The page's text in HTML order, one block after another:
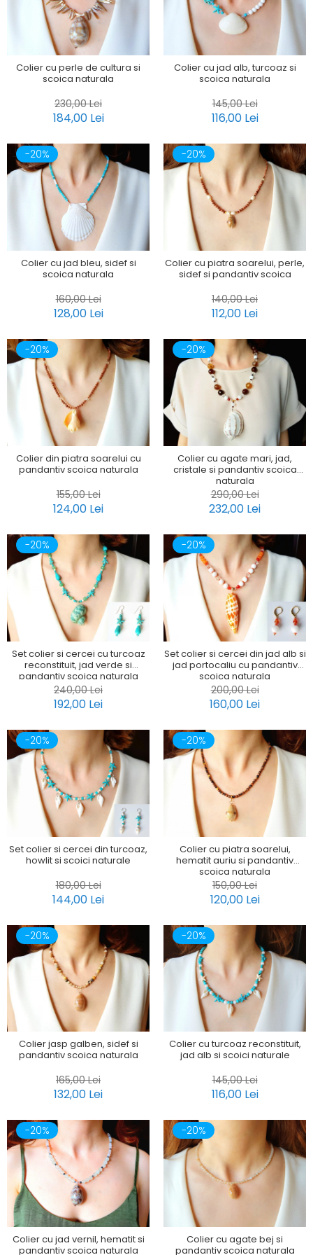
Colier cu perle de cultura si
scoica naturala
230,00 Lei
184,00 Lei
Colier cu jad alb, turcoaz si
scoica naturala
145,00 Lei
116,00 Lei
-20%
Colier cu jad bleu, sidef si
scoica naturala
160,00 Lei
128,00 Lei
-20%
Colier cu piatra soarelui, perle,
sidef si pandantiv scoica
140,00 Lei
112,00 Lei
-20%
Colier din piatra soarelui cu
pandantiv scoica naturala
155,00 Lei
124,00 Lei
-20%
Colier cu agate mari, jad,
cristale si pandantiv scoica
naturala
290,00 Lei
232,00 Lei
-20%
Set colier si cercei cu turcoaz
reconstituit, jad verde si
pandantiv scoica naturala
240,00 Lei
192,00 Lei
-20%
Set colier si cercei din jad alb si
jad portocaliu cu pandantiv
scoica naturala
200,00 Lei
160,00 Lei
-20%
Set colier si cercei din turcoaz,
howlit si scoici naturale
180,00 Lei
144,00 Lei
-20%
Colier cu piatra soarelui,
hematit auriu si pandantiv
scoica naturala
150,00 Lei
120,00 Lei
-20%
Colier jasp galben, sidef si
pandantiv scoica naturala
165,00 Lei
132,00 Lei
-20%
Colier cu turcoaz reconstituit,
jad alb si scoici naturale
145,00 Lei
116,00 Lei
-20%
Colier cu jad vernil, hematit si
pandantiv scoica naturala
-20%
Colier cu agate bej si
pandantiv scoica naturala